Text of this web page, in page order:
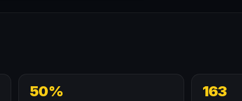
50% 163